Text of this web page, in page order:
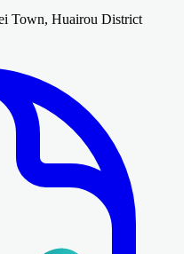
Town, Huairou District